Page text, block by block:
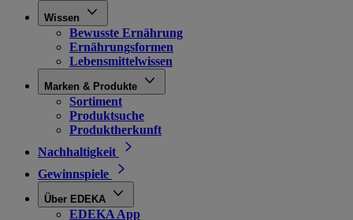
Wissen
Bewusste Ernährung
Ernährungsformen
Lebensmittelwissen
Marken & Produkte
Sortiment
Produktsuche
Produktherkunft
Nachhaltigkeit
Gewinnspiele
Über EDEKA
EDEKA App